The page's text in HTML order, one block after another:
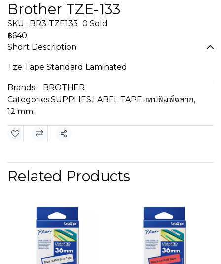
Brother TZE-133
SKU : BR3-TZE133 0 Sold
฿640
Short Description
Tze Tape Standard Laminated
Brands:
BROTHER
Categories:SUPPLIES,LABEL TAPE-เทปพิมพ์ฉลาก,
12 mm.
Share
Related Products